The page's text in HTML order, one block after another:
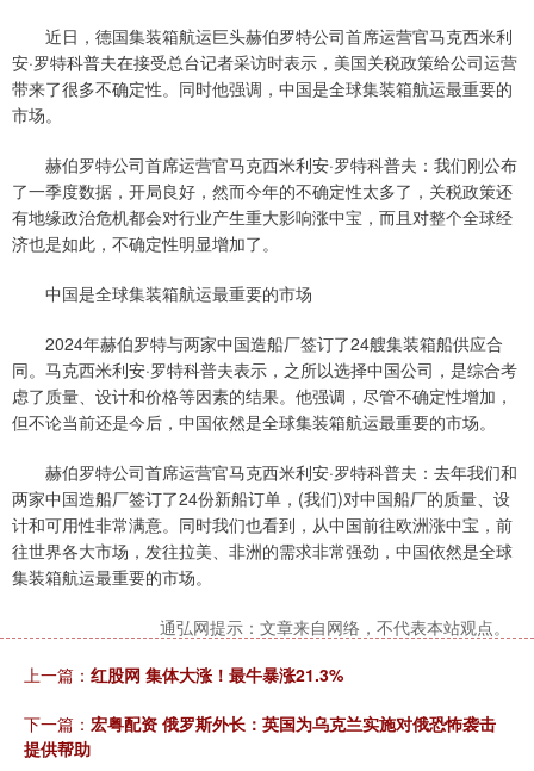
近日，德国集装箱航运巨头赫伯罗特公司首席运营官马克西米利
安·罗特科普夫在接受总台记者采访时表示，美国关税政策给公司运营
带来了很多不确定性。同时他强调，中国是全球集装箱航运最重要的
市场。
赫伯罗特公司首席运营官马克西米利安·罗特科普夫：我们刚公布
了一季度数据，开局良好，然而今年的不确定性太多了，关税政策还
有地缘政治危机都会对行业产生重大影响涨中宝，而且对整个全球经
济也是如此，不确定性明显增加了。
中国是全球集装箱航运最重要的市场
2024年赫伯罗特与两家中国造船厂签订了24艘集装箱船供应合
同。马克西米利安·罗特科普夫表示，之所以选择中国公司，是综合考
虑了质量、设计和价格等因素的结果。他强调，尽管不确定性增加，
但不论当前还是今后，中国依然是全球集装箱航运最重要的市场。
赫伯罗特公司首席运营官马克西米利安·罗特科普夫：去年我们和
两家中国造船厂签订了24份新船订单，(我们)对中国船厂的质量、设
计和可用性非常满意。同时我们也看到，从中国前往欧洲涨中宝，前
往世界各大市场，发往拉美、非洲的需求非常强劲，中国依然是全球
集装箱航运最重要的市场。
通弘网提示：文章来自网络，不代表本站观点。
上一篇： 红股网 集体大涨！最牛暴涨21.3%
下一篇： 宏粤配资 俄罗斯外长：英国为乌克兰实施对俄恐怖袭击
提供帮助